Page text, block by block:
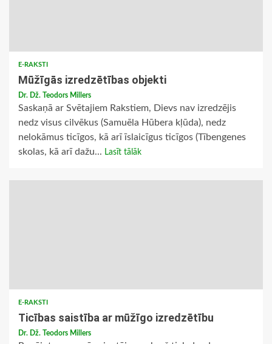
E-RAKSTI
Mūžīgās izredzētības objekti
Dr. Dž. Teodors Millers
Saskaņā ar Svētajiem Rakstiem, Dievs nav izredzējis
nedz visus cilvēkus (Samuēla Hūbera kļūda), nedz
nelokāmus ticīgos, kā arī īslaicīgus ticīgos (Tībengenes
skolas, kā arī dažu... Lasīt tālāk
E-RAKSTI
Ticības saistība ar mūžīgo izredzētību
Dr. Dž. Teodors Millers